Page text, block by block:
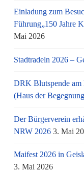
Einladung zum
Führung„150 Jahre
Mai 2026
Stadtradeln 2026 –
DRK Blutspende
(Haus der
Der Bürgerverein
NRW 2026 3. Mai
Maifest 2026 in
3. Mai 2026